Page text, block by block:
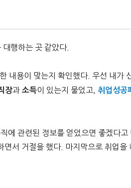
행하는 곳 같았다.
내용이 맞는지 확인했다. 우선 내가
장과 소득이 있는지 물었고, 취업성공
에 관련된 정보를 얻었으면 좋겠다고
면서 거절을 했다. 마지막으로 취업을